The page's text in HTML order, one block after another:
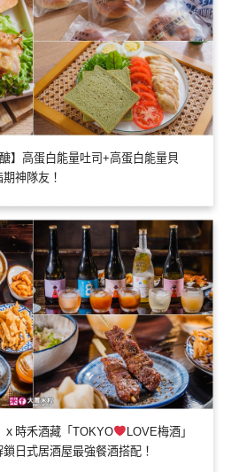
】高蛋白能量吐司+高蛋白能量貝
神隊友！
時禾酒藏「TOKYO
LOVE梅酒」
日式居酒屋最強餐酒搭配！